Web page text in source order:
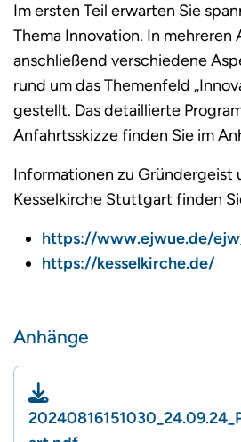
Im ersten Teil erwarten Sie
Thema Innovation. In
anschließend verschiedene
rund um das Themenfeld
gestellt. Das detaillierte
Anfahrtsskizze finden Sie im
Informationen zu Gründergeist
Kesselkirche Stuttgart finden
https://www.ejwue.de/
https://kesselkirche.de/
Anhänge